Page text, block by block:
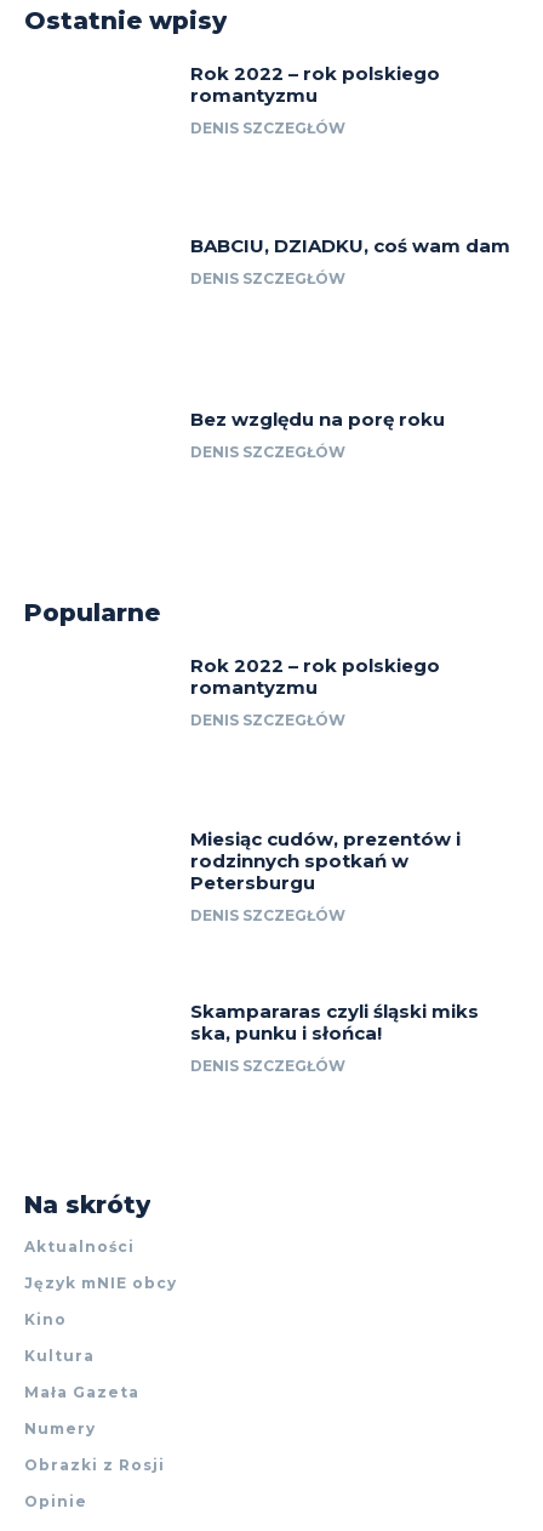
Ostatnie wpisy
Rok 2022 – rok polskiego
romantyzmu
DENIS SZCZEGŁÓW
BABCIU, DZIADKU, coś wam dam
DENIS SZCZEGŁÓW
Bez względu na porę roku
DENIS SZCZEGŁÓW
Popularne
Rok 2022 – rok polskiego
romantyzmu
DENIS SZCZEGŁÓW
Miesiąc cudów, prezentów i
rodzinnych spotkań w
Petersburgu
DENIS SZCZEGŁÓW
Skampararas czyli śląski miks
ska, punku i słońca!
DENIS SZCZEGŁÓW
Na skróty
Aktualności
Język mNIE obcy
Kino
Kultura
Mała Gazeta
Numery
Obrazki z Rosji
Opinie